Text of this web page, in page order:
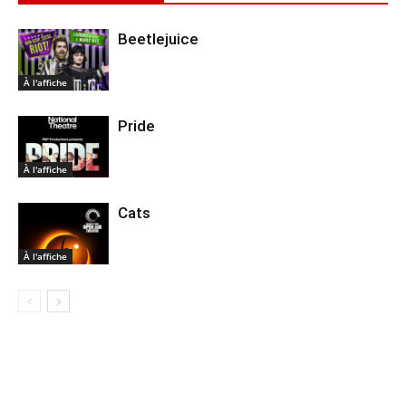
À l'affiche
Beetlejuice
À l'affiche
Pride
À l'affiche
Cats